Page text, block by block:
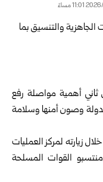
أهمية مواصلة رفع
وصون أمنها وسلامة
زيارته لمركز العمليات
منتسبو القوات المسلحة